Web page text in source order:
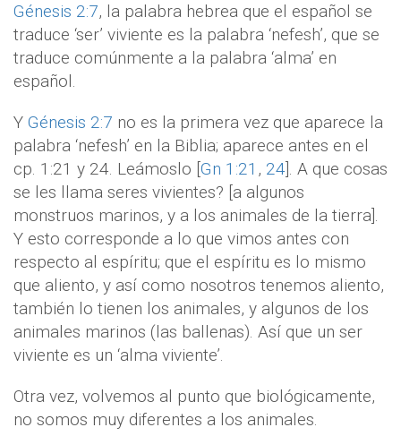
Génesis 2:7, la palabra hebrea que el español se
traduce ‘ser’ viviente es la palabra ‘nefesh’, que se
traduce comúnmente a la palabra ‘alma’ en
español.
Y Génesis 2:7 no es la primera vez que aparece la
palabra ‘nefesh’ en la Biblia; aparece antes en el
cp. 1:21 y 24. Leámoslo [Gn 1:21 , 24]. A que cosas
se les llama seres vivientes? [a algunos
monstruos marinos, y a los animales de la tierra].
Y esto corresponde a lo que vimos antes con
respecto al espíritu; que el espíritu es lo mismo
que aliento, y así como nosotros tenemos aliento,
también lo tienen los animales, y algunos de los
animales marinos (las ballenas). Así que un ser
viviente es un ‘alma viviente’.
Otra vez, volvemos al punto que biológicamente,
no somos muy diferentes a los animales.